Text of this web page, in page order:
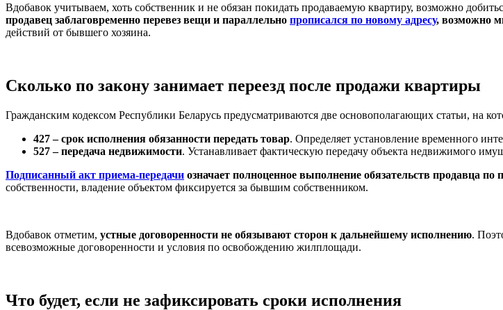
Вдобавок учитываем, хоть собственник и не обязан покидать продаваемую квартиру, возможно
продавец заблаговременно перевез вещи и параллельно прописался по новому адресу, возможно
действий от бывшего хозяина.
Сколько по закону занимает переезд после продажи квартиры
Гражданским кодексом Республики Беларусь предусматриваются две основополагающих статьи, на
427 – срок исполнения обязанности передать товар. Определяет установление временного
527 – передача недвижимости. Устанавливает фактическую передачу объекта недвижимого
Подписанный акт приема-передачи означает полноценное выполнение обязательств продавца
собственности, владение объектом фиксируется за бывшим собственником.
Вдобавок отметим, устные договоренности не обязывают сторон к дальнейшему исполнению.
всевозможные договоренности и условия по освобождению жилплощади.
Что будет, если не зафиксировать сроки исполнения